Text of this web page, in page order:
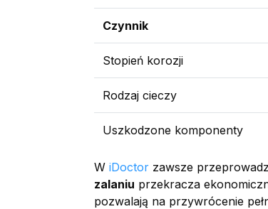
Czynnik
Stopień korozji
Rodzaj cieczy
Uszkodzone komponenty
W iDoctor zawsze
zalaniu przekracza
pozwalają na przywrócenie